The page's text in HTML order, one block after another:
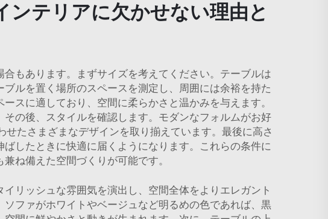
テリアに欠かせない理由と
もあります。まずサイズを考えてください。テーブルは
ルを置く場所のスペースを測定し、周囲には余裕を持た
スに適しており、空間に柔らかさと温かみを与えます。
の後、スタイルを確認します。モダンなフォルムがお好
たさまざまなデザインを取り揃えています。最後に高さ
したときに快適に届くようになります。これらの条件に
ね備えた空間づくりが可能です。
リッシュな雰囲気を演出し、空間全体をよりエレガント
ファがホワイトやベージュなど明るめの色であれば、黒